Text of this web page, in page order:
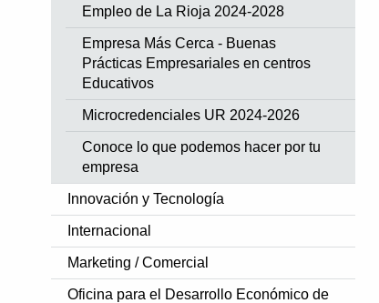
Empleo de La Rioja 2024-2028
Empresa Más Cerca - Buenas
Prácticas Empresariales en centros
Educativos
Microcredenciales UR 2024-2026
Conoce lo que podemos hacer por tu
empresa
Innovación y Tecnología
Internacional
Marketing / Comercial
Oficina para el Desarrollo Económico de